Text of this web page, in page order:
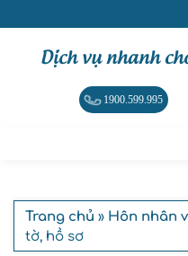
Dịch vụ nhanh
1900.599.995
Trang chủ » Hôn nhân
tờ, hồ sơ